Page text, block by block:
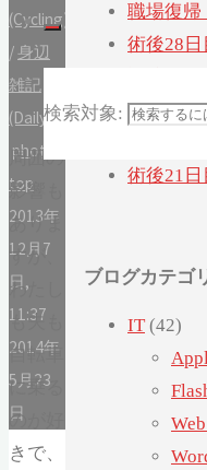
検索対象:
(Cycling)
/身辺
雑記
(Daily)
photo
top
2013年
12月7
日,
11:37
2014年
5月23
日
周囲の
影響も
ありま
すが、
わたし
も夫も
自転車
に乗る
のが好
きで、
職場復帰
術後28日
「ヨシタ
術後21日
ブログカテゴ
IT (42)